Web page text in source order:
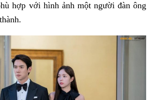
hợp với hình ảnh một người đàn ông